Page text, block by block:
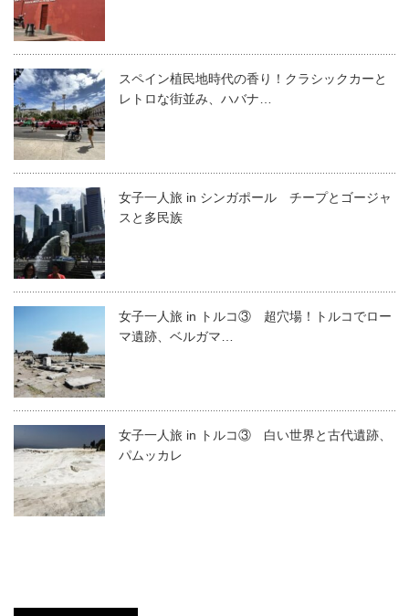
スペイン植民地時代の香り！クラシックカーと
レトロな街並み、ハバナ…
女子一人旅 in シンガポール チープとゴージャ
スと多民族
女子一人旅 in トルコ③ 超穴場！トルコでロー
マ遺跡、ベルガマ…
女子一人旅 in トルコ③ 白い世界と古代遺跡、
パムッカレ